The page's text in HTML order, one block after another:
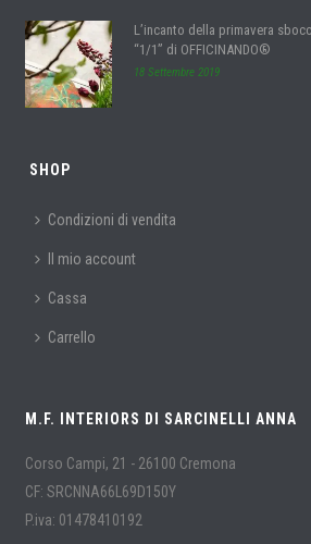
L’incanto della primavera
“1/1” di OFFICINANDO®
18 Settembre 2019
SHOP
Condizioni di vendita
Il mio account
Cassa
Carrello
M.F. INTERIORS DI SARCINELLI ANNA
Corso Campi, 21 - 26100 Cremona
CF: SRCNNA66L69D150Y
P.iva: 01478410192